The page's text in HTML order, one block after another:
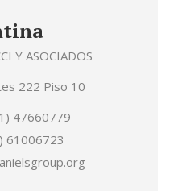
Y ASOCIADOS
222 Piso 10
47660779
61006723